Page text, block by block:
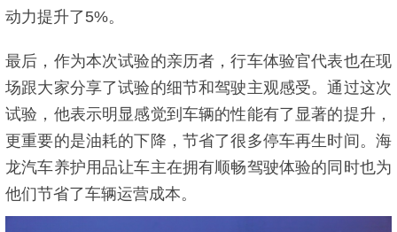
动力提升了5%。
最后，作为本次试验的亲历者，行车体验官代表也在现
场跟大家分享了试验的细节和驾驶主观感受。通过这次
试验，他表示明显感觉到车辆的性能有了显著的提升，
更重要的是油耗的下降，节省了很多停车再生时间。海
龙汽车养护用品让车主在拥有顺畅驾驶体验的同时也为
他们节省了车辆运营成本。